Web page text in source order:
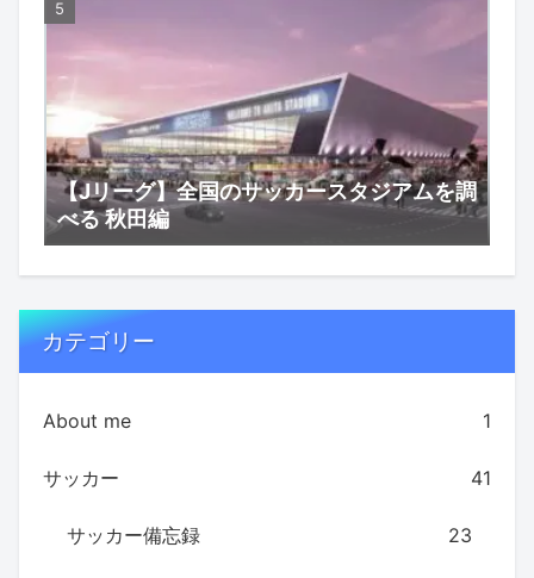
【Jリーグ】全国のサッカースタジアムを調
べる 秋田編
カテゴリー
About me 1
サッカー 41
サッカー備忘録 23